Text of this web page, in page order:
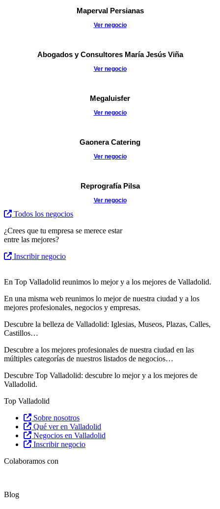
Maperval Persianas
Ver negocio
Abogados y Consultores María Jesús Viña
Ver negocio
Megaluisfer
Ver negocio
Gaonera Catering
Ver negocio
Reprografía Pilsa
Ver negocio
Todos los negocios
¿Crees que tu empresa se merece estar
entre las mejores?
Inscribir negocio
En Top Valladolid reunimos lo mejor y a los mejores de Valladolid.
En una misma web reunimos lo mejor de nuestra ciudad y a los
mejores profesionales, negocios y empresas.
Descubre la belleza de Valladolid: Iglesias, Museos, Plazas, Calles,
Castillos…
Descubre a los mejores profesionales de nuestra ciudad en las
múltiples categorías de nuestros listados de negocios…
Descubre Top Valladolid: descubre lo mejor y a los mejores de
Valladolid.
Top Valladolid
Sobre nosotros
Qué ver en Valladolid
Negocios en Valladolid
Inscribir negocio
Colaboramos con
Blog